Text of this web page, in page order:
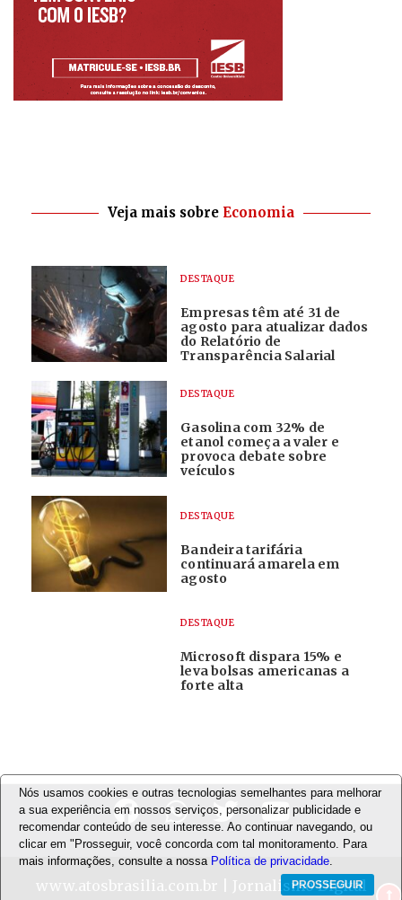
Veja mais sobre Economia
DESTAQUE
Empresas têm até 31 de
agosto para atualizar dados
do Relatório de
Transparência Salarial
DESTAQUE
Gasolina com 32% de
etanol começa a valer e
provoca debate sobre
veículos
DESTAQUE
Bandeira tarifária
continuará amarela em
agosto
DESTAQUE
Microsoft dispara 15% e
leva bolsas americanas a
forte alta
www.atosbrasilia.com.br | Jornalismo Digital
Nós usamos cookies e outras tecnologias semelhantes para melhorar
a sua experiência em nossos serviços, personalizar publicidade e
recomendar conteúdo de seu interesse. Ao continuar navegando, ou
clicar em "Prosseguir, você concorda com tal monitoramento. Para
mais informações, consulte a nossa Política de privacidade.
PROSSEGUIR